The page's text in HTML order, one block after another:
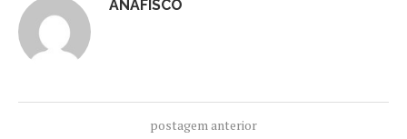
ANAFISCO
postagem anterior